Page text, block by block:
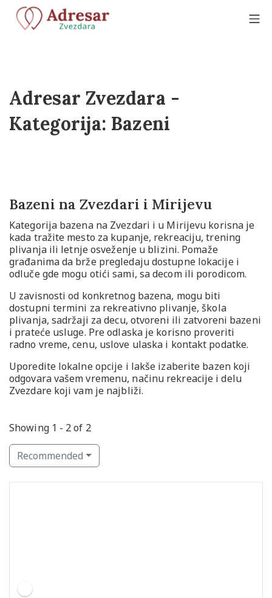
Adresar Zvezdara -
Kategorija: Bazeni
Bazeni na Zvezdari i Mirijevu
Kategorija bazena na Zvezdari i u Mirijevu korisna je
kada tražite mesto za kupanje, rekreaciju, trening
plivanja ili letnje osveženje u blizini. Pomaže
građanima da brže pregledaju dostupne lokacije i
odluče gde mogu otići sami, sa decom ili porodicom.
U zavisnosti od konkretnog bazena, mogu biti
dostupni termini za rekreativno plivanje, škola
plivanja, sadržaji za decu, otvoreni ili zatvoreni bazeni
i prateće usluge. Pre odlaska je korisno proveriti
radno vreme, cenu, uslove ulaska i kontakt podatke.
Uporedite lokalne opcije i lakše izaberite bazen koji
odgovara vašem vremenu, načinu rekreacije i delu
Zvezdare koji vam je najbliži.
Showing 1 - 2 of 2
Recommended